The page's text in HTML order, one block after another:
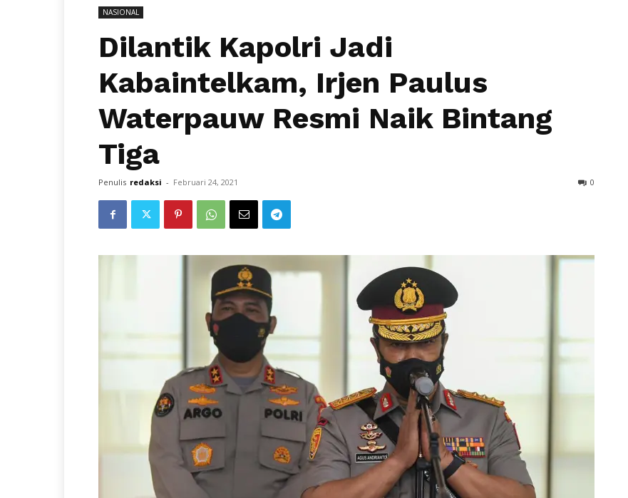
NASIONAL
Dilantik Kapolri Jadi
Kabaintelkam, Irjen Paulus
Waterpauw Resmi Naik Bintang
Tiga
Penulis redaksi - Februari 24, 2021 0